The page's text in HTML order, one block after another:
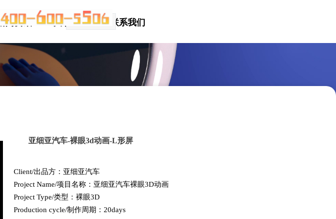
ꀅ
简体中文
新闻资讯 关于优趣 联系我们
Client/出品方：亚细亚汽车
Project Name/项目名称：亚细亚汽车裸眼3D动画
Project Type/类型：裸眼3D
Production cycle/制作周期：20days
亚细亚汽车-裸眼3d动画-L形屏